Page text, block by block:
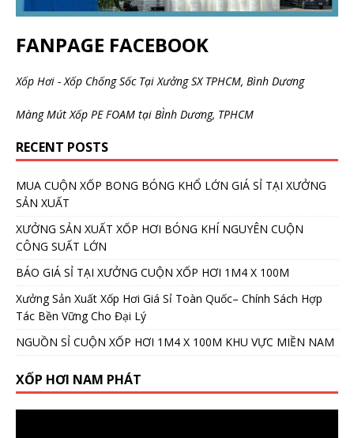
FANPAGE FACEBOOK
Xốp Hơi - Xốp Chống Sốc Tại Xưởng SX TPHCM, Bình Dương
Màng Mút Xốp PE FOAM tại BÌnh Dương, TPHCM
RECENT POSTS
MUA CUỘN XỐP BONG BÓNG KHỔ LỚN GIÁ SỈ TẠI XƯỞNG
SẢN XUẤT
XƯỞNG SẢN XUẤT XỐP HƠI BÓNG KHÍ NGUYÊN CUỘN
CÔNG SUẤT LỚN
BÁO GIÁ SỈ TẠI XƯỞNG CUỘN XỐP HƠI 1M4 X 100M
Xưởng Sản Xuất Xốp Hơi Giá Sỉ Toàn Quốc– Chính Sách Hợp
Tác Bền Vững Cho Đại Lý
NGUỒN SỈ CUỘN XỐP HƠI 1M4 X 100M KHU VỰC MIỀN NAM
XỐP HƠI NAM PHÁT